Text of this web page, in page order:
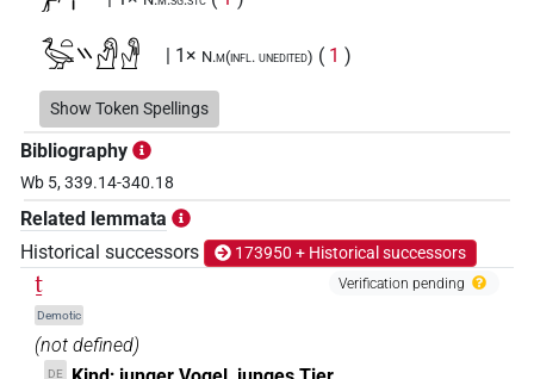
𓅭𓏏𓏭𓀭𓁐 | 1× N.m(infl. unedited) ( 1 )
𓅷 | 1× N.m(infl. unedited)
N.m:sg:stpr (1)
𓅷𓄿𓏲𓏭𓅬𓅬
𓅷𓄿𓏲𓏭𓅭𓏥 | 1× N.m(infl. unedited) (1)
𓅷𓄿𓏲𓏭𓰦
| 3× N.m:sg (1,2 ,3)
Show Token Spellings
Bibliography
Wb 5, 339.14-340.18
Related lemmata
Historical successors
173950 + Historical successors
ṯ
Demotic
Verification pending
(not defined)
DE